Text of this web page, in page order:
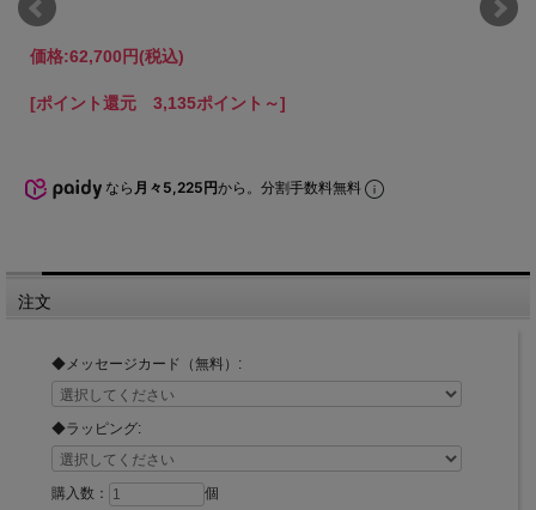
価格:62,700円(税込)
[ポイント還元 3,135ポイント～]
なら 月々5,225円から。分割手数料無料
注文
◆メッセージカード（無料）:
◆ラッピング:
購入数： 個